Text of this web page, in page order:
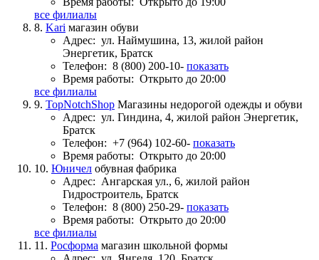
все филиалы
8. Kari магазин обуви
Адрес: ул. Наймушина, 13, жилой район
Энергетик, Братск
Телефон: 8 (800) 200-10- показать
Время работы: Открыто до 20:00
все филиалы
9. TopNotchShop Магазины недорогой одежды и обуви
Адрес: ул. Гиндина, 4, жилой район Энергетик,
Братск
Телефон: +7 (964) 102-60- показать
Время работы: Открыто до 20:00
10. Юничел обувная фабрика
Адрес: Ангарская ул., 6, жилой район
Гидростроитель, Братск
Телефон: 8 (800) 250-29- показать
Время работы: Открыто до 20:00
все филиалы
11. Росформа магазин школьной формы